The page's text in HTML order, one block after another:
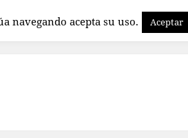
navegando acepta su uso. Aceptar